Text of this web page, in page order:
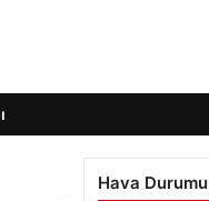
Hava Durumu